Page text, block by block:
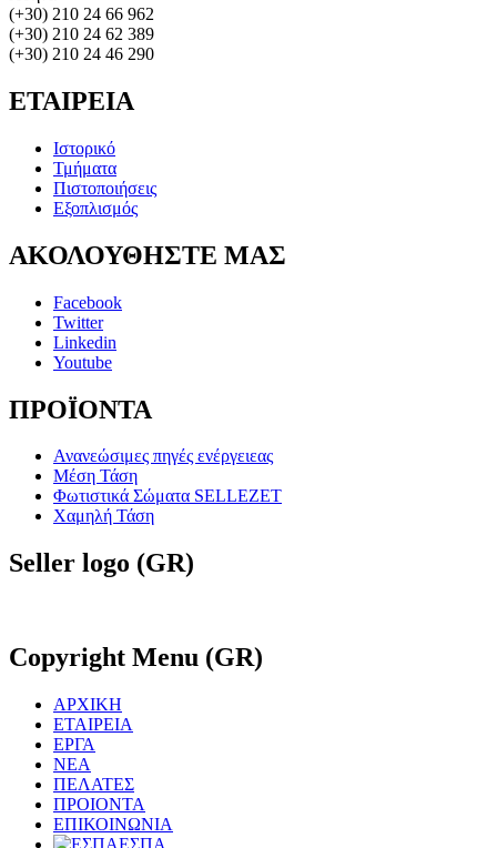
(+30) 210 24 66 962
(+30) 210 24 62 389
(+30) 210 24 46 290
ΕΤΑΙΡΕΙΑ
Ιστορικό
Τμήματα
Πιστοποιήσεις
Εξοπλισμός
ΑΚΟΛΟΥΘΗΣΤΕ ΜΑΣ
Facebook
Twitter
Linkedin
Youtube
ΠΡΟΪΟΝΤΑ
Ανανεώσιμες πηγές ενέργειεας
Μέση Τάση
Φωτιστικά Σώματα SELLEZET
Χαμηλή Τάση
Seller logo (GR)
Copyright Menu (GR)
ΑΡΧΙΚΗ
ΕΤΑΙΡΕΙΑ
ΕΡΓΑ
ΝΕΑ
ΠΕΛΑΤΕΣ
ΠΡΟΙΟΝΤΑ
ΕΠΙΚΟΙΝΩΝΙΑ
ΕΣΠΑ